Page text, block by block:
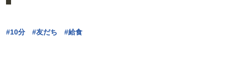
#10分 #友だち #給食